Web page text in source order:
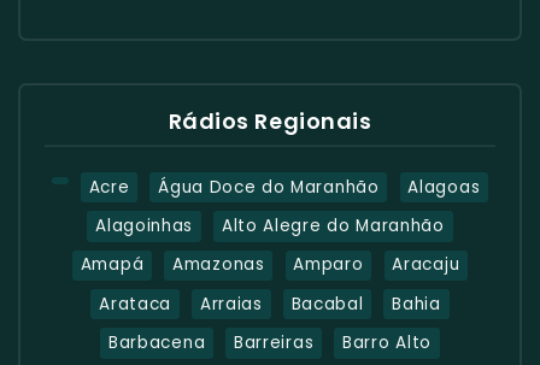
Rádios Regionais
Acre Água Doce do Maranhão
Alagoas
Alagoinhas
Alto Alegre do Maranhão
Amapá
Amazonas Amparo
Aracaju
Arataca
Arraias Bacabal
Bahia
Barbacena
Barreiras Barro Alto